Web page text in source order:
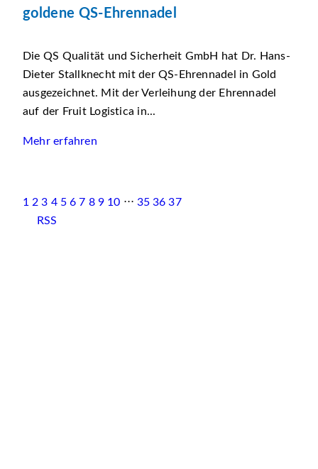
goldene QS-Ehrennadel
Die QS Qualität und Sicherheit GmbH hat Dr. Hans-
Dieter Stallknecht mit der QS-Ehrennadel in Gold
ausgezeichnet. Mit der Verleihung der Ehrennadel
auf der Fruit Logistica in...
Mehr erfahren
1 2 3 4 5 6 7 8 9 10 ⋅⋅⋅ 35 36 37
RSS